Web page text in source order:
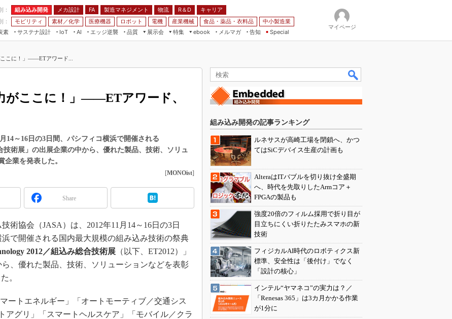
： 組み込み開発 メカ設計 FA 製造マネジメント 物流 R＆D
キャリア
：
モビリティ 素材／化学 医療機器 ロボット 電機 産業機械 食品・薬品・衣料品
中小製造業
素
サステナ設計
IoT
AI
エッジ逆襲 品質
展示会
JIMTOF
IIFES
TECHNO-FRONTIER
人テク展
AUTOMOTIVE WORLD
産業オープンネット展
特集
つながるクルマ
組み込み画像技術
組み込みモデリング
ISO26262
3Dプリンタ
デジタルツインとCAE
S＆OP
ebook
メルマガ
告知 Special
マイページ
ここに！」――ETアワード...
がここに！」――ETアワード、
14～16日の3日間、パシフィコ横浜で開催される
技術展」の出展企業の中から、優れた製品、技術、ソリュ
企業を発表した。
[MONOist]
Share
術協会（JASA）は、2012年11月14～16日の3日
で開催される国内最大規模の組み込み技術の祭典
2012／組込み総合技術展 （以下、ET2012）」
、優れた製品、技術、ソリューションなどを表彰
。
ートエネルギー」「オートモーティブ／交通シス
アグリ」「スマートヘルスケア」「モバイル／クラ
組み込み開発の記事ランキング
ルネサスが高崎工場を閉鎖へ、かつ
てはSiCデバイス生産の計画も
AlteraはITバブルを切り抜け全盛期
へ、時代を先取りしたArmコア＋
FPGAの製品も
強度20倍のフィルム採用で折り目が
目立ちにくい折りたたみスマホの新
技術
フィジカルAI時代のロボティクス新
標準、安全性は「後付け」でなく
「設計の核心」
インテル“ヤマネコ”の実力は？／
「Renesas 365」は3カ月かかる作業
が1分に